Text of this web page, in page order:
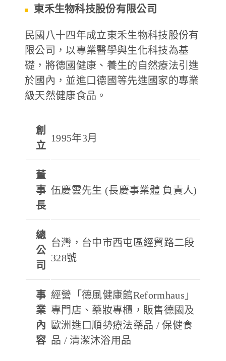
東禾生物科技股份有限公司
民國八十四年成立東禾生物科技股份有
限公司，以專業醫學與生化科技為基
礎，將德國健康、養生的自然療法引進
於國內，並進口德國等先進國家的專業
級天然健康食品。
創
立
1995年3月
董
事
長
伍慶雲先生 (長慶事業體 負責人)
總
公
司
台灣，台中市西屯區經貿路二段
328號
事
業
內
容
經營「德風健康館Reformhaus」
專門店、藥妝專櫃，販售德國及
歐洲進口順勢療法藥品 / 保健食
品 / 清潔沐浴用品
訂單查詢 使用條款
購物說明
購物須知 退換貨流程
德風健康館 百靈油粉絲團
登入